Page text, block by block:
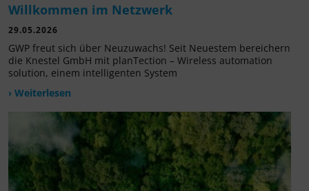
Willkommen im Netzwerk
29.05.2026
GWP freut sich über Neuzuwachs! Seit Neuestem bereichern
die Knestel GmbH mit planTection – Wireless automation
solution, einem intelligenten System
› Weiterlesen